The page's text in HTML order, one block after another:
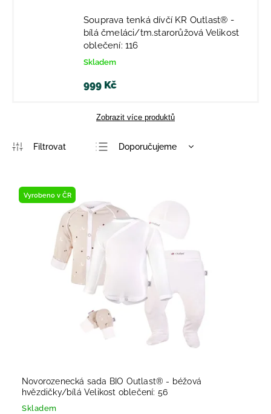
Souprava tenká dívčí KR Outlast® -
bílá čmeláci/tm.starorůžová Velikost
oblečení: 116
Skladem
999 Kč
Zobrazit více produktů
Doporučujeme
Abecedně
Vyrobeno v ČR
Novorozenecká sada BIO Outlast® - béžová
hvězdičky/bílá Velikost oblečení: 56
Skladem